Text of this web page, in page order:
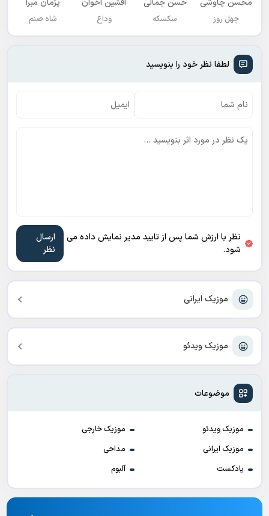
موزیک ایرانی
موزیک ویدئو
موضوعات
موزیک ویدئو
موزیک خارجی
موزیک ایرانی
مداحی
پادکست
آلبوم
محسن چاوشی
چهل روز
حسن جمالی
سکسکه
افشين اخوان
وداع
پژمان مبرا
شاه صنم
لطفا نظر خود را بنویسید
نظر با ارزش شما پس از تایید مدیر نمایش داده می
شود.